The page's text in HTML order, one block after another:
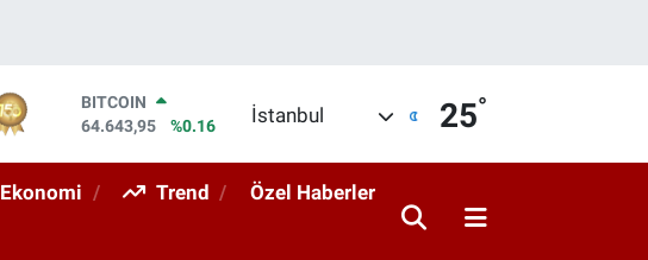
DOLAR
47,6006
%0.06
STERLİN
İstanbul 25°
Ekonomi Trend Özel Haberler